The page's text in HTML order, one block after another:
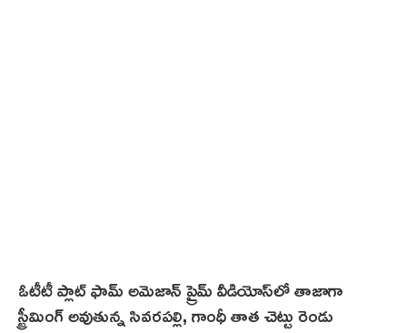
ఓటీటీ ప్లాట్ ఫామ్ అమెజాన్ ప్రైమ్ వీడియోస్‌లో తాజాగా
స్ట్రీమింగ్ అవుతున్న సివరపల్లి, గాంధీ తాత చెట్టు రెండు